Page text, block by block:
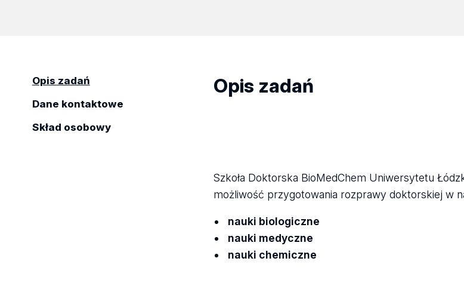
Opis zadań
Dane kontaktowe
Skład osobowy
Opis zadań
Szkoła Doktorska BioMedChem Uniwersytetu
możliwość przygotowania rozprawy doktorskiej w
nauki biologiczne
nauki medyczne
nauki chemiczne